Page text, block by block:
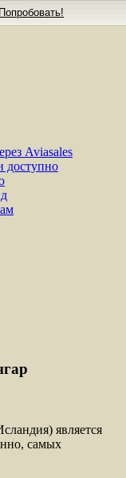
Aviasales
доступно
является
самых